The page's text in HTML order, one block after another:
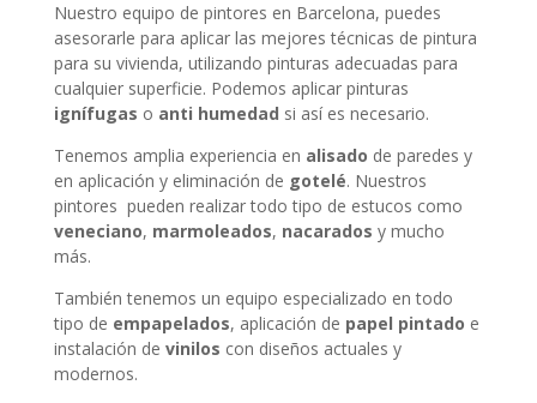
Nuestro equipo de pintores en Barcelona, puedes
asesorarle para aplicar las mejores técnicas de pintura
para su vivienda, utilizando pinturas adecuadas para
cualquier superficie. Podemos aplicar pinturas
ignífugas o anti humedad si así es necesario.
Tenemos amplia experiencia en alisado de paredes y
en aplicación y eliminación de gotelé. Nuestros
pintores pueden realizar todo tipo de estucos como
veneciano, marmoleados, nacarados y mucho
más.
También tenemos un equipo especializado en todo
tipo de empapelados, aplicación de papel pintado e
instalación de vinilos con diseños actuales y
modernos.